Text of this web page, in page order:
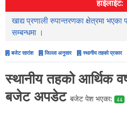
हाईलाईट:
सहजिकरण तथा समन्वय गर्ने सम्वन्धमा ।
बजेट सारांश जिल्ला अनुसार स्थानीय तहको प्रकार
स्थानीय तहको आर्थिक
बजेट अपडेटबजेट पेश भएका: ८८